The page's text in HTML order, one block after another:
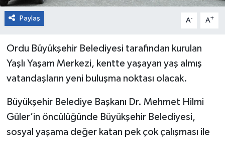
Paylaş A- A+
Ordu Büyükşehir Belediyesi tarafından kurulan
Yaşlı Yaşam Merkezi, kentte yaşayan yaş almış
vatandaşların yeni buluşma noktası olacak.
Büyükşehir Belediye Başkanı Dr. Mehmet Hilmi
Güler’in öncülüğünde Büyükşehir Belediyesi,
sosyal yaşama değer katan pek çok çalışması ile